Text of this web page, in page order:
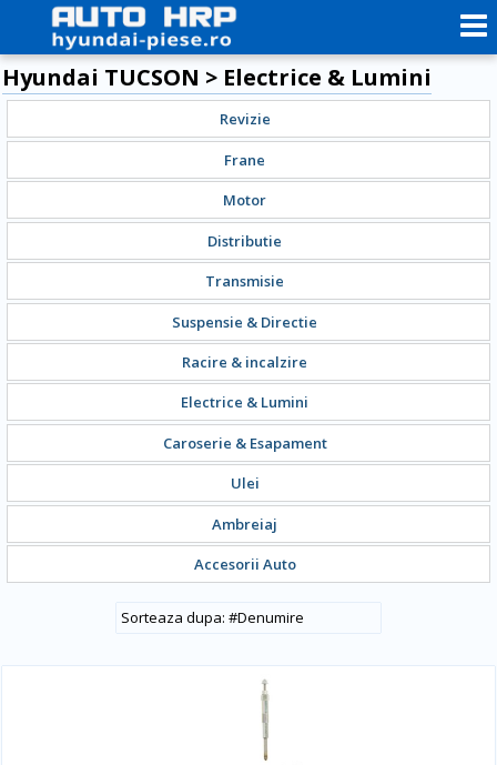
Hyundai TUCSON > Electrice & Lumini
Revizie
Frane
Motor
Distributie
Transmisie
Suspensie & Directie
Racire & incalzire
Electrice & Lumini
Caroserie & Esapament
Ulei
Ambreiaj
Accesorii Auto
#Denumire